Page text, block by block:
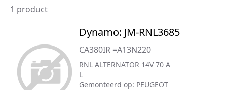
1 product
Dynamo: JM-RNL3685
CA380IR =A13N220
RNL ALTERNATOR 14V 70 A
L
Gemonteerd op: PEUGEOT